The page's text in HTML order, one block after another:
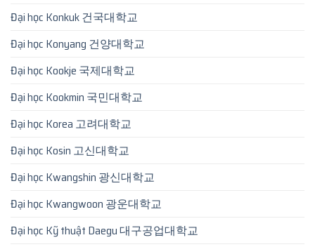
Đại học Konkuk 건국대학교
Đại học Konyang 건양대학교
Đại học Kookje 국제대학교
Đại học Kookmin 국민대학교
Đại học Korea 고려대학교
Đại học Kosin 고신대학교
Đại học Kwangshin 광신대학교
Đại học Kwangwoon 광운대학교
Đại học Kỹ thuật Daegu 대구공업대학교